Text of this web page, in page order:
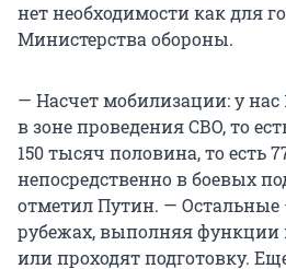
нет необходимости как для
Министерства обороны.
— Насчет мобилизации: у нас
в зоне проведения СВО, то
150 тысяч половина, то есть
непосредственно в боевых
отметил Путин. — Остальные
рубежах, выполняя функции
или проходят подготовку.